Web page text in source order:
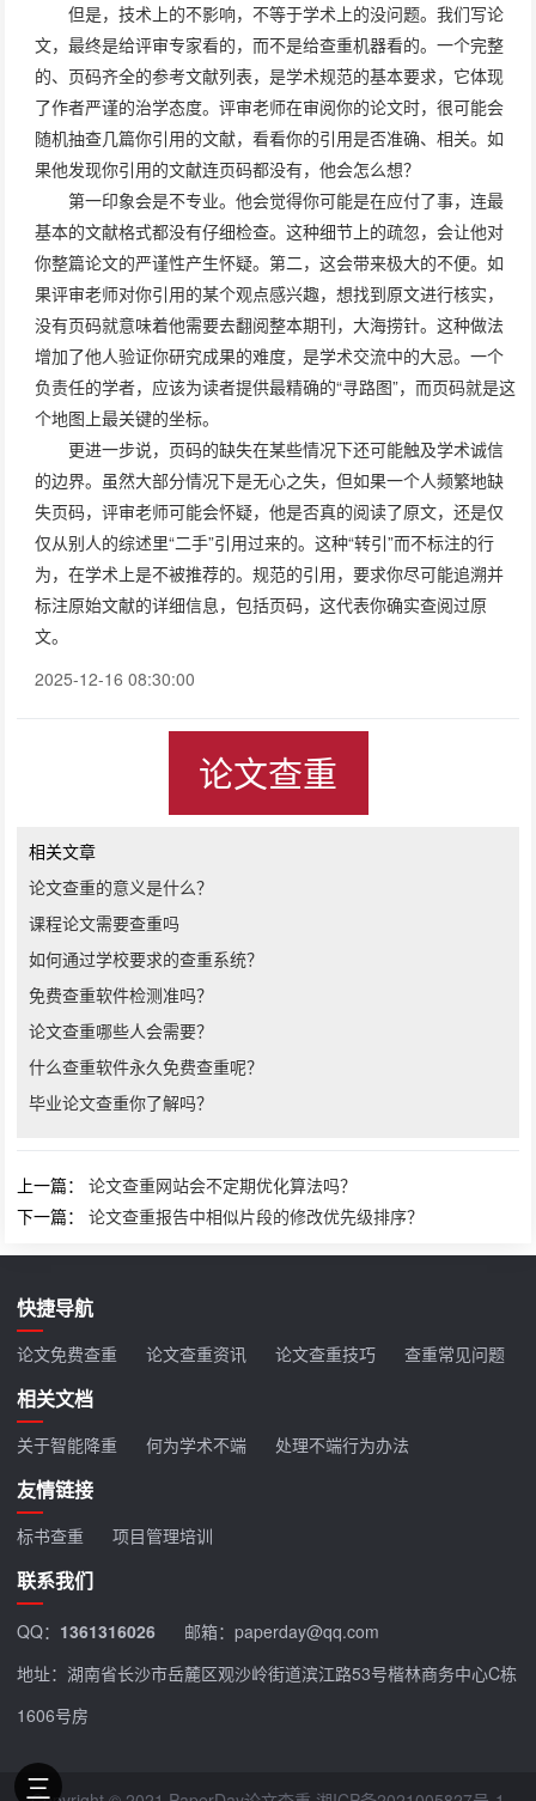
但是，技术上的不影响，不等于学术上的没问题。我们写论
文，最终是给评审专家看的，而不是给查重机器看的。一个完整
的、页码齐全的参考文献列表，是学术规范的基本要求，它体现
了作者严谨的治学态度。评审老师在审阅你的论文时，很可能会
随机抽查几篇你引用的文献，看看你的引用是否准确、相关。如
果他发现你引用的文献连页码都没有，他会怎么想？
第一印象会是不专业。他会觉得你可能是在应付了事，连最
基本的文献格式都没有仔细检查。这种细节上的疏忽，会让他对
你整篇论文的严谨性产生怀疑。第二，这会带来极大的不便。如
果评审老师对你引用的某个观点感兴趣，想找到原文进行核实，
没有页码就意味着他需要去翻阅整本期刊，大海捞针。这种做法
增加了他人验证你研究成果的难度，是学术交流中的大忌。一个
负责任的学者，应该为读者提供最精确的“寻路图”，而页码就是这
个地图上最关键的坐标。
更进一步说，页码的缺失在某些情况下还可能触及学术诚信
的边界。虽然大部分情况下是无心之失，但如果一个人频繁地缺
失页码，评审老师可能会怀疑，他是否真的阅读了原文，还是仅
仅从别人的综述里“二手”引用过来的。这种“转引”而不标注的行
为，在学术上是不被推荐的。规范的引用，要求你尽可能追溯并
标注原始文献的详细信息，包括页码，这代表你确实查阅过原
文。
2025-12-16 08:30:00
论文查重
相关文章
论文查重的意义是什么？
课程论文需要查重吗
如何通过学校要求的查重系统？
免费查重软件检测准吗？
论文查重哪些人会需要？
什么查重软件永久免费查重呢？
毕业论文查重你了解吗？
上一篇：论文查重网站会不定期优化算法吗？
下一篇：论文查重报告中相似片段的修改优先级排序？
快捷导航
论文免费查重 论文查重资讯 论文查重技巧 查重常见问题
相关文档
关于智能降重 何为学术不端 处理不端行为办法
友情链接
标书查重 项目管理培训
联系我们
QQ： 1361316026
邮箱：paperday@qq.com
地址：湖南省长沙市岳麓区观沙岭街道滨江路53号楷林商务中心C栋
1606号房